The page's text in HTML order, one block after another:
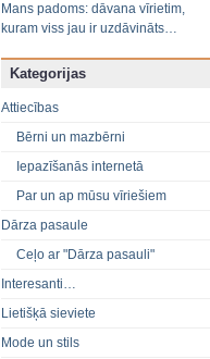
Mans padoms: dāvana vīrietim,
kuram viss jau ir uzdāvināts…
Kategorijas
Attiecības
Bērni un mazbērni
Iepazīšanās internetā
Par un ap mūsu vīriešiem
Dārza pasaule
Ceļo ar "Dārza pasauli"
Interesanti…
Lietišķā sieviete
Mode un stils